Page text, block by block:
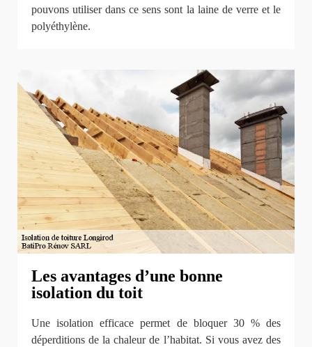
pouvons utiliser dans ce sens sont la laine de verre et le
polyéthylène.
Les avantages d’une bonne
isolation du toit
Une isolation efficace permet de bloquer 30 % des
déperditions de la chaleur de l’habitat. Si vous avez des